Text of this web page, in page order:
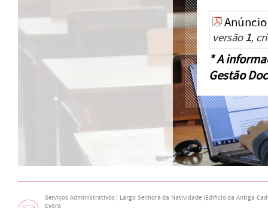
versão1,
* A
Gestão
Serviços Administrativos | Largo Senhora da Natividade (Edifício da Antiga
Évora